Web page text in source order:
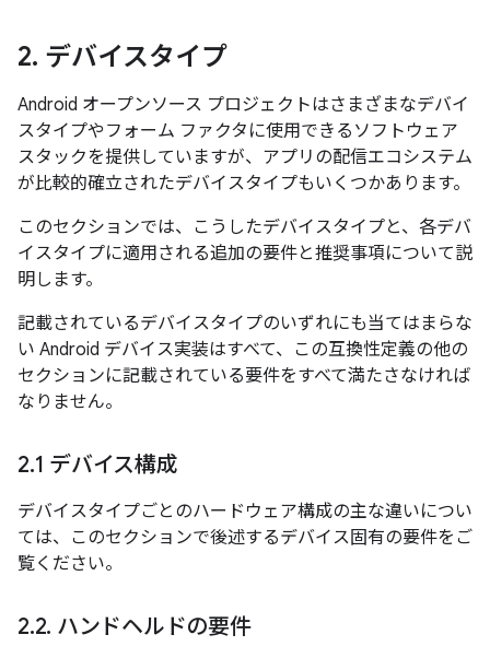
2. デバイスタイプ
Android オープンソース プロジェクトはさまざまなデバイ
スタイプやフォーム ファクタに使用できるソフトウェア
スタックを提供していますが、アプリの配信エコシステム
が比較的確立されたデバイスタイプもいくつかあります。
このセクションでは、こうしたデバイスタイプと、各デバ
イスタイプに適用される追加の要件と推奨事項について説
明します。
記載されているデバイスタイプのいずれにも当てはまらな
い Android デバイス実装はすべて、この互換性定義の他の
セクションに記載されている要件をすべて満たさなければ
なりません。
2.1 デバイス構成
デバイスタイプごとのハードウェア構成の主な違いについ
ては、このセクションで後述するデバイス固有の要件をご
覧ください。
2.2. ハンドヘルドの要件